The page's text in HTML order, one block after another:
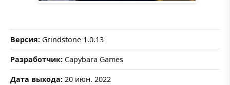
Версия: Grindstone 1.0.13
Разработчик: Capybara Games
Дата выхода: 20 июн. 2022